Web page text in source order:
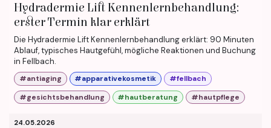
Hydradermie Lift Kennenlernbehandlung:
erster Termin klar erklärt
Die Hydradermie Lift Kennenlernbehandlung erklärt: 90 Minuten
Ablauf, typisches Hautgefühl, mögliche Reaktionen und Buchung
in Fellbach.
#antiaging #apparativekosmetik
#fellbach
#gesichtsbehandlung
#hautberatung #hautpflege
24.05.2026